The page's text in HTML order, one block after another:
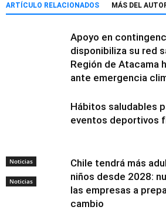
ARTÍCULO RELACIONADOS MÁS DEL
Noticias
Apoyo en
disponibiliza su red
Región de Atacama
ante emergencia
Noticias
Hábitos saludables
eventos deportivos
Chile tendrá más
niños desde 2028:
las empresas a
cambio